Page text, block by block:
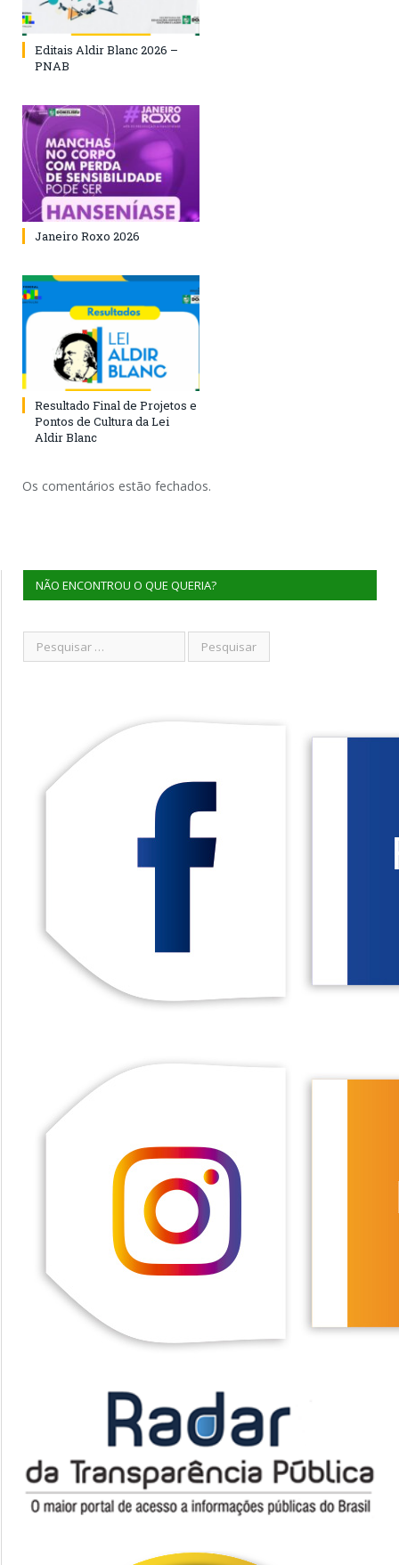
Editais Aldir Blanc 2026 –
PNAB
Janeiro Roxo 2026
Resultado Final de Projetos e
Pontos de Cultura da Lei
Aldir Blanc
Os comentários estão fechados.
NÃO ENCONTROU O QUE QUERIA?